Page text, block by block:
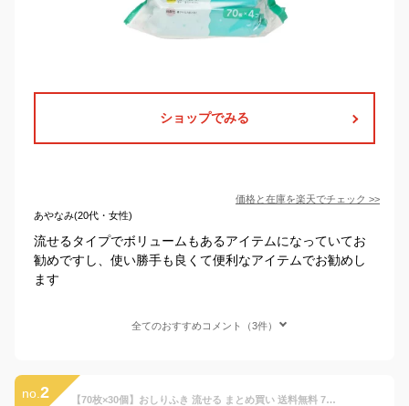
ショップでみる
価格と在庫を楽天でチェック >>
あやなみ(20代・女性)
流せるタイプでボリュームもあるアイテムになっていてお
勧めですし、使い勝手も良くて便利なアイテムでお勧めし
ます
全てのおすすめコメント（3件）
no. 2 【70枚×30個】おしりふき 流せる まとめ買い 送料無料 70枚×30個セット 流せるおしりふき ノンアルコール 大容量 トイレに流せる お尻拭き お尻ふき おしり拭き お尻ふき 70枚 赤ちゃん ベビー コンパクト 持ち運び 持ち歩き 【D】